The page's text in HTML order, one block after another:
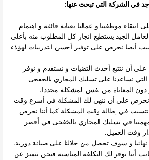
في الشركة التي تبحث عنها:
انتقاء موظفينا و عمالنا بعناية فائقة و اهتمام
العامل الجيد يستطيع انجاز كل المطلوب منه بأعلى
أيضا نحرص على توفير أحسن التدريبات لهؤلاء
أن نتتبع أحدث التقنيات و نستقدم و نوفر
التي تساعدنا على تسليك المجاري بالخفجى
المعاناة من نفس المشكلة مجددا.
نحرص على أن ننهى لك المشكلة في أسرع وقت
في إطالة وقت المشكلة كما أننا نحرص
في تسليك المجاري بالخفجى في أقصر
وقت العميل.
نهائيا و سوف تحصل من خلالنا على صيانة دورية.
أننا نوفر لك التكلفة المناسبة فنحن نتميز عن